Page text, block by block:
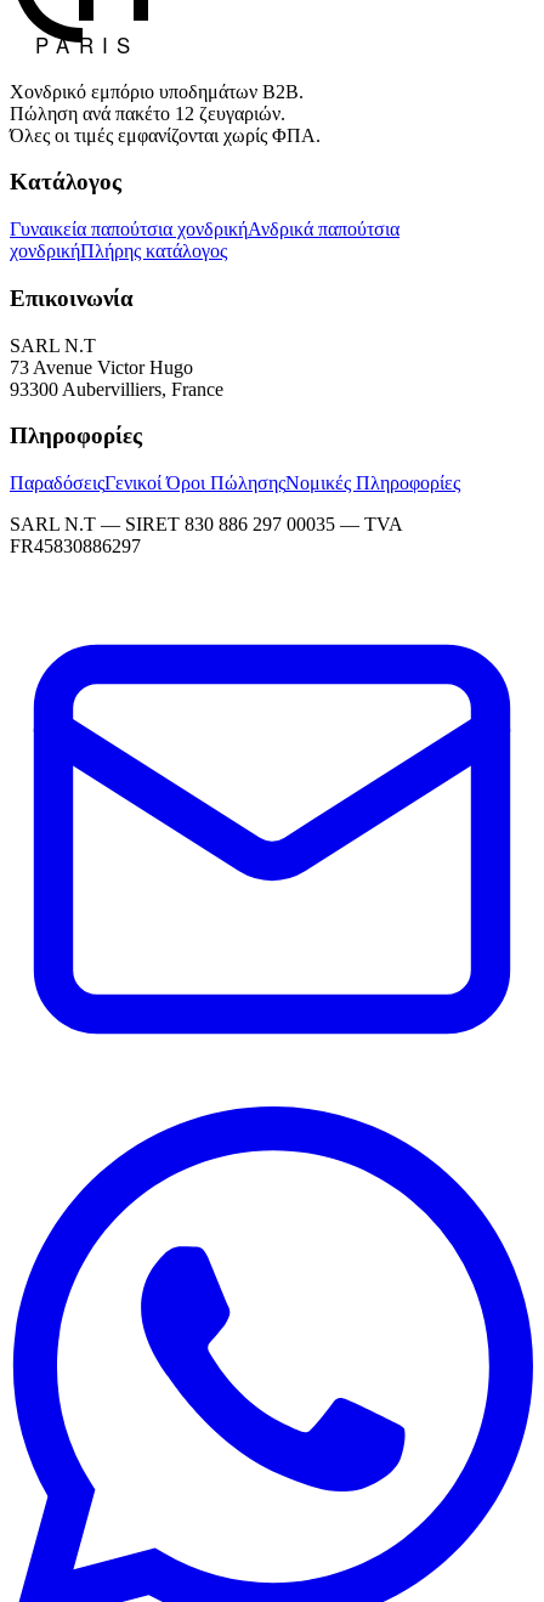
Χονδρικό εμπόριο υποδημάτων B2B.
Πώληση ανά πακέτο 12 ζευγαριών.
Όλες οι τιμές εμφανίζονται χωρίς ΦΠΑ.
Κατάλογος
Γυναικεία παπούτσια χονδρικήΑνδρικά παπούτσια
χονδρικήΠλήρης κατάλογος
Επικοινωνία
SARL N.T
73 Avenue Victor Hugo
93300 Aubervilliers, France
Πληροφορίες
ΠαραδόσειςΓενικοί Όροι ΠώλησηςΝομικές Πληροφορίες
SARL N.T — SIRET 830 886 297 00035 — TVA
FR45830886297